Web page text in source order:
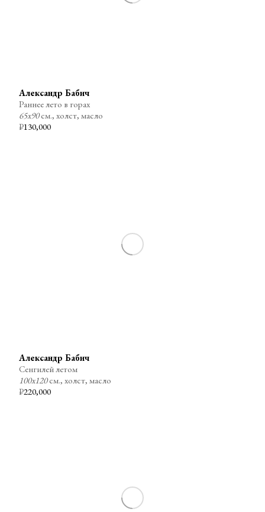
₽130,000
Александр Бабич
Раннее лето в горах
65х90см., холст, масло
₽220,000
Александр Бабич
Сенгилей летом
100х120см., холст, масло